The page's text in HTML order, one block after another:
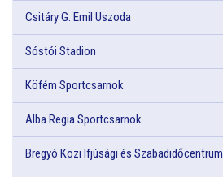
Csitáry G. Emil Uszoda
Sóstói Stadion
Köfém Sportcsarnok
Alba Regia Sportcsarnok
Bregyó Közi Ifjúsági és Szabadidőcentrum